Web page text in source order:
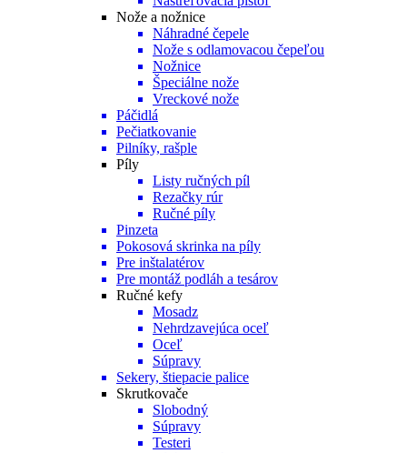
Nože a nožnice
Náhradné čepele
Nože s odlamovacou čepeľou
Nožnice
Špeciálne nože
Vreckové nože
Páčidlá
Pečiatkovanie
Pilníky, rašple
Píly
Listy ručných píl
Rezačky rúr
Ručné píly
Pinzeta
Pokosová skrinka na píly
Pre inštalatérov
Pre montáž podláh a tesárov
Ručné kefy
Mosadz
Nehrdzavejúca oceľ
Oceľ
Súpravy
Sekery, štiepacie palice
Skrutkovače
Slobodný
Súpravy
Testeri